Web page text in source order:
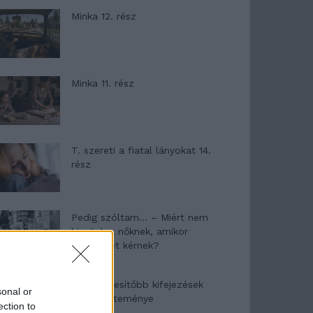
or
to
Minka 12. rész
Minka 11. rész
T. szereti a fiatal lányokat 14.
rész
Pedig szóltam… – Miért nem
hiszünk a nőknek, amikor
segítséget kérnek?
A legidegesítőbb kifejezések
laza gyűjteménye